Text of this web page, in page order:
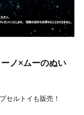
ーノ×ムーのぬい
セルトイも販売！